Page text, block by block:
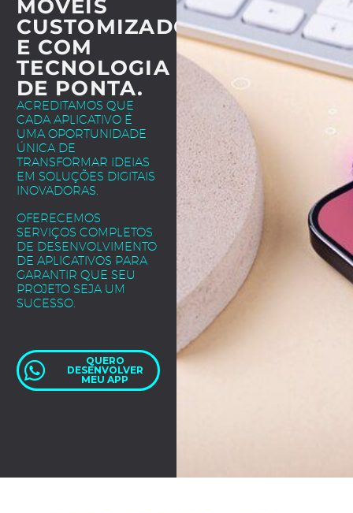
MÓVEIS
CUSTOMIZADOS
E COM
TECNOLOGIA
DE PONTA.
ACREDITAMOS QUE
CADA APLICATIVO É
UMA OPORTUNIDADE
ÚNICA DE
TRANSFORMAR IDEIAS
EM SOLUÇÕES DIGITAIS
INOVADORAS.
OFERECEMOS
SERVIÇOS COMPLETOS
DE DESENVOLVIMENTO
DE APLICATIVOS PARA
GARANTIR QUE SEU
PROJETO SEJA UM
SUCESSO.
QUERO
DESENVOLVER
MEU APP